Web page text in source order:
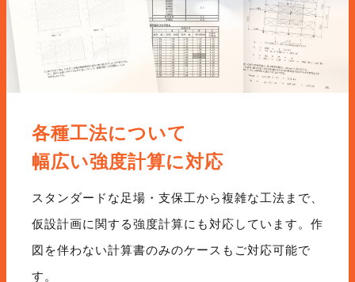
各種工法について
幅広い強度計算に対応
スタンダードな足場・支保工から複雑な工法まで、
仮設計画に関する強度計算にも対応しています。作
図を伴わない計算書のみのケースもご対応可能で
す。